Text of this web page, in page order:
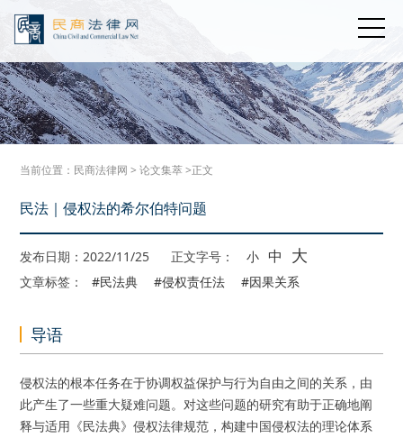
当前位置： 民商法律网 >论文集萃>正文
民法｜侵权法的希尔伯特问题
发布日期：2022/11/25 正文字号： 小 中 大
文章标签： #民法典 #侵权责任法 #因果关系
导语
侵权法的根本任务在于协调权益保护与行为自由之间的关系，由
此产生了一些重大疑难问题。对这些问题的研究有助于正确地阐
释与适用《民法典》侵权法律规范，构建中国侵权法的理论体系